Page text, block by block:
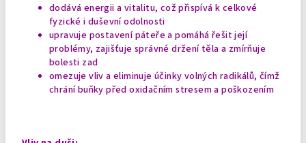
dodává energii a vitalitu, což přispívá k celkové
fyzické i duševní odolnosti
upravuje postavení páteře a pomáhá řešit její
problémy, zajišťuje správné držení těla a zmírňuje
bolesti zad
omezuje vliv a eliminuje účinky volných radikálů, čímž
chrání buňky před oxidačním stresem a poškozením